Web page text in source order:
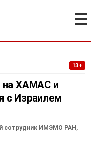
☰
13+
на ХАМАС и
с Израилем
сотрудник ИМЭМО РАН,